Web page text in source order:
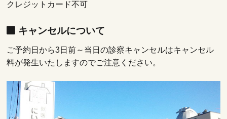
クレジットカード不可
キャンセルについて
ご予約日から3日前～当日の診察キャンセルはキャンセル
料が発生いたしますのでご注意ください。